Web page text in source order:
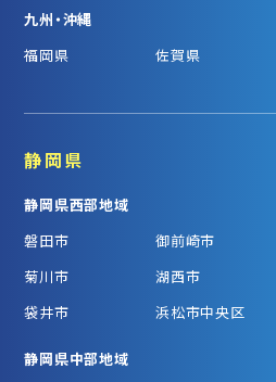
九州・沖縄
福岡県
佐賀県
静岡県
静岡県西部地域
磐田市
御前崎市
菊川市
湖西市
袋井市
浜松市中央区
静岡県中部地域